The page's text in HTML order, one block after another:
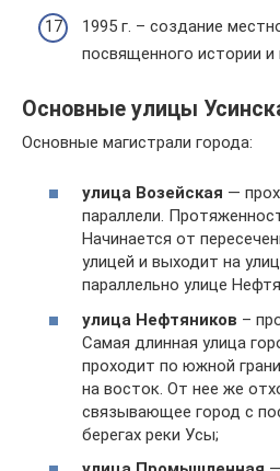
1995 г. – создание
посвященного истории и
Основные улицы
Основные магистрали города:
улица Возейская —
параллели.
Начинается от
улицей и выходит на
параллельно улице
улица Нефтяников –
Самая длинная улица
проходит по южной
на восток. От нее же
связывающее город с
берегах реки Усы;